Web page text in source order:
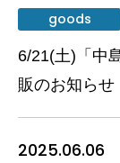
goods
6/21(土)「中
販のお知らせ
2025.06.06